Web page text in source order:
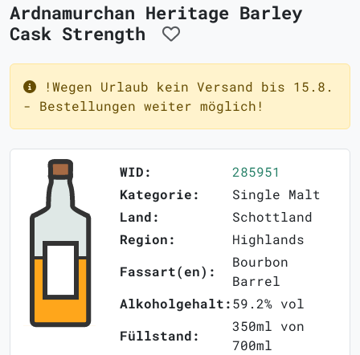
Ardnamurchan Heritage Barley
Cask Strength
!Wegen Urlaub kein Versand bis 15.8.
- Bestellungen weiter möglich!
WID:
285951
Kategorie:
Single Malt
Land:
Schottland
Region:
Highlands
Fassart(en):
Bourbon
Barrel
Alkoholgehalt:59.2% vol
Füllstand:
350ml von
700ml